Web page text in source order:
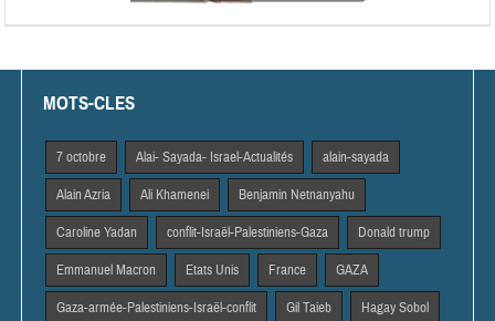
MOTS-CLES
7 octobre Alai- Sayada- Israel-Actualités alain-sayada
Alain Azria Ali Khamenei Benjamin Netnanyahu
Caroline Yadan conflit-Israël-Palestiniens-Gaza Donald trump
Emmanuel Macron Etats Unis France GAZA
Gaza-armée-Palestiniens-Israël-conflit Gil Taieb Hagay Sobol